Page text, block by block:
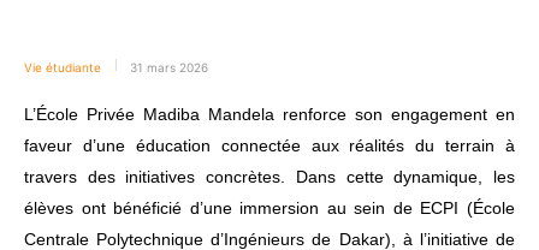
Vie étudiante 31 mars 2026
L’École Privée Madiba Mandela renforce son engagement en
faveur d’une éducation connectée aux réalités du terrain à
travers des initiatives concrètes. Dans cette dynamique, les
élèves ont bénéficié d’une immersion au sein de ECPI (École
Centrale Polytechnique d’Ingénieurs de Dakar), à l’initiative de